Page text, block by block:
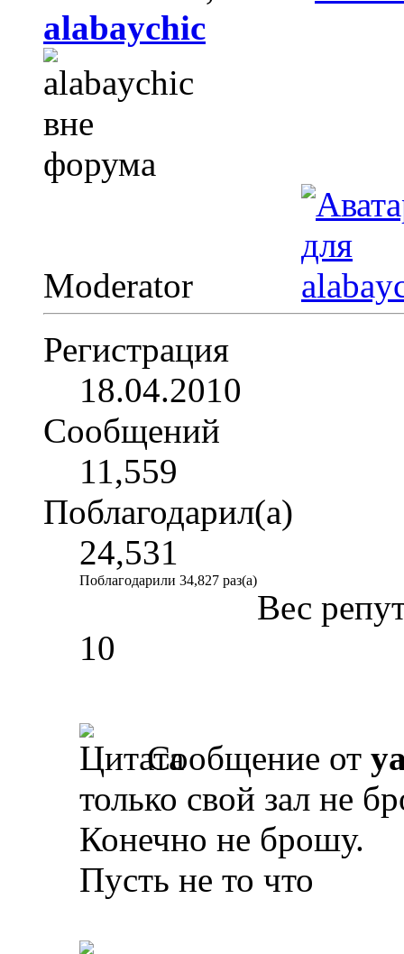
alabaychic
Moderator
Регистрация
18.04.2010
Сообщений
11,559
Поблагодарил(а)
24,531
Поблагодарили 34,827 раз(а)
Вес
10
Сообщение от
только свой зал не
Конечно не брошу.
Пусть не то что